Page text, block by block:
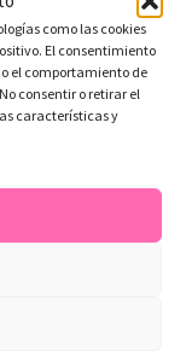
como las cookies
El consentimiento
el comportamiento de
consentir o retirar el
características y